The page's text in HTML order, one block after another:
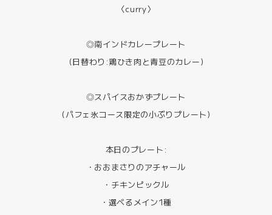
〈curry〉
◎南インドカレープレート
(日替わり:鶏ひき肉と青豆のカレー)
◎スパイスおかずプレート
(パフェ氷コース限定の小ぶりプレート)
本日のプレート:
・おおまさりのアチャール
・チキンピックル
・選べるメイン1種